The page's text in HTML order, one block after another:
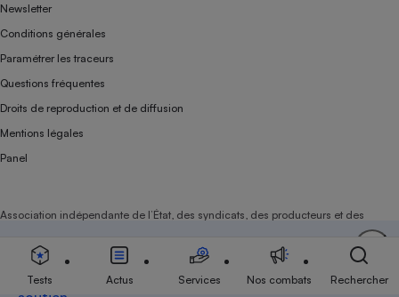
Soutenez-nous
Aujourd'hui plus que jamais, nous comptons sur
votre
Newsletter
Conditions générales
Paramétrer les traceurs
Questions fréquentes
Droits de reproduction et de diffusion
Mentions légales
Panel
Association indépendante de l’État, des syndicats, des producteurs et des
Tests Actus Services Nos combats Rechercher